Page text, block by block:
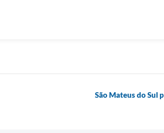
São Mateus do Sul